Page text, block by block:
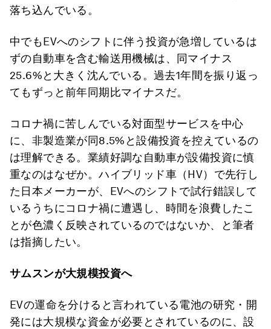
落ち込んでいる。
中でもEVへのシフトに伴う投資が急増しているは
ずの自動車を含む輸送用機械は、同マイナス
25.6%と大きく沈んでいる。過去1年間を振り返っ
てもずっと前年同期比マイナスだ。
コロナ禍に苦しんでいる対面型サービスを中心
に、非製造業が同8.5%と設備投資を控えているの
は理解できる。業績好調な自動車が設備投資に慎
重なのはなぜか。ハイブリッド車（HV）で先行し
た日本メーカーが、EVへのシフトで試行錯誤して
いるうちにコロナ禍に遭遇し、時間を浪費したこ
とが色濃く反映されているのではないか、と筆者
は指摘したい。
サムスンが大規模投資へ
EVの運命を分けると言われている電池の研究・開
発には大規模な資金が必要とされているのに、設